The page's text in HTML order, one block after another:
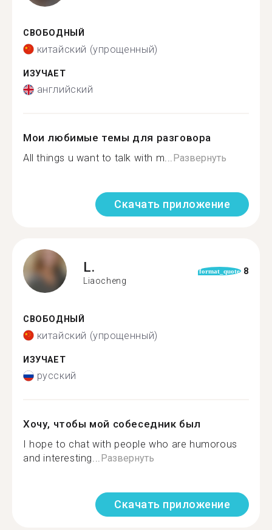
СВОБОДНЫЙ
китайский (упрощенный)
ИЗУЧАЕТ
английский
Мои любимые темы для разговора
All things u want to talk with m...Развернуть
Скачать приложение
L.
Liaocheng
format_quote 8
СВОБОДНЫЙ
китайский (упрощенный)
ИЗУЧАЕТ
русский
Хочу, чтобы мой собеседник был
I hope to chat with people who are humorous
and interesting...Развернуть
Скачать приложение